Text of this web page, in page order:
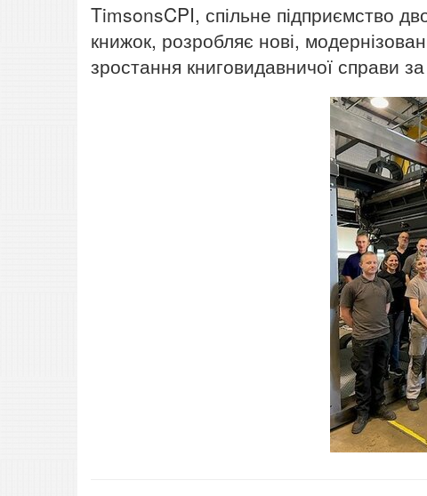
TimsonsCPI, спільне підприємство
книжок, розробляє нові,
зростання книговидавничої справи